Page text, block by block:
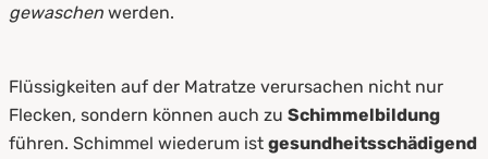
gewaschen werden.
Flüssigkeiten auf der Matratze verursachen nicht nur
Flecken, sondern können auch zu Schimmelbildung
führen. Schimmel wiederum ist gesundheitsschädigend